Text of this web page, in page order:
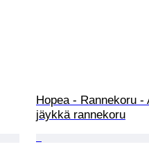
Hopea - Rannekoru -
jäykkä rannekoru